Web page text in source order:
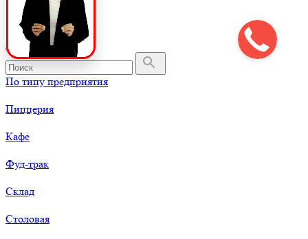
По типу предприятия
Пиццерия
Кафе
Фуд-трак
Склад
Столовая